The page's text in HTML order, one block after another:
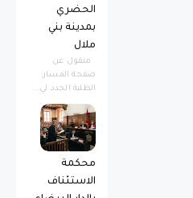
الحضري
بمدينة بني
ملال
منقول عن
صفحة المسار:
الطلبة الجدد لي...
محكمة
الاستئناف